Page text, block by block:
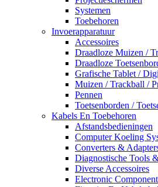
Systemen
Toebehoren
Invoerapparatuur
Accessoires
Draadloze Muizen /
Draadloze
Grafische Tablet /
Muizen / Trackball /
Pennen
Toetsenborden /
Kabels En Toebehoren
Afstandsbedieningen
Computer Koeling
Converters &
Diagnostische Tools
Diverse Accessoires
Electronic